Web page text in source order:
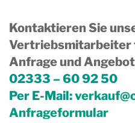
Kontaktieren Sie
Vertriebsmitarbeiter
Anfrage und
02333 – 60 92 50
Per E-Mail:
Anfrageformular